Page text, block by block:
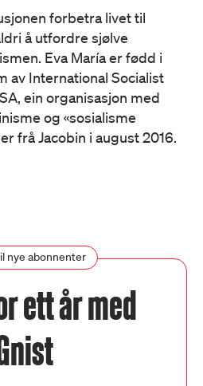
forbetra livet til
å utfordre sjølve
Eva María er fødd i
av International Socialist
ein organisasjon med
og «sosialisme
frå Jacobin i august 2016.
nye abonnenter
ett år med